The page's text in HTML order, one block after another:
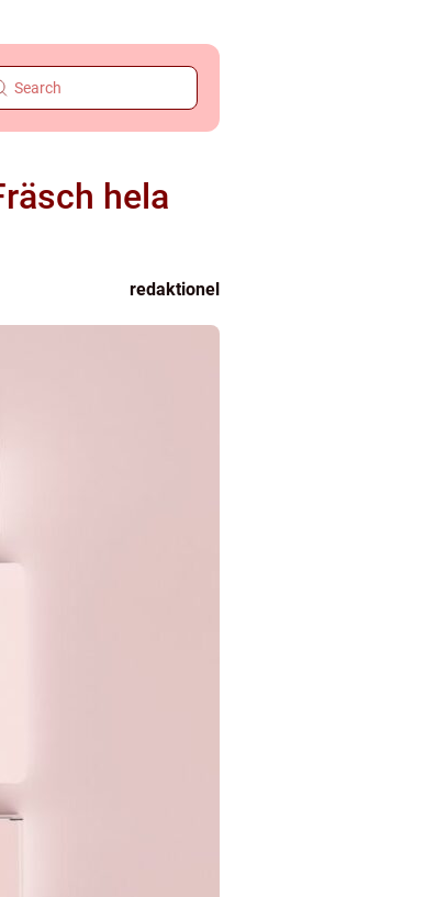
hela
redaktionel